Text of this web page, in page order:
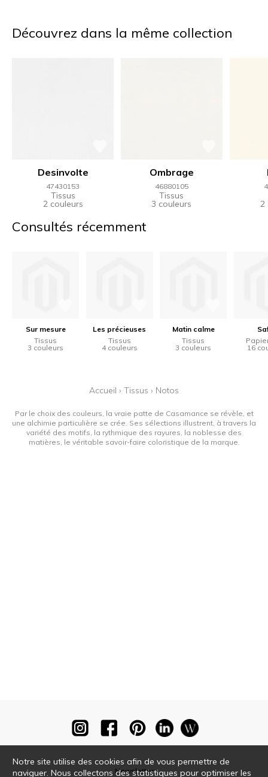
Découvrez dans la même collection
Desinvolte
47430153
Tissus
2 couleurs
Ombrage
46880105
Tissus
3 couleurs 2
Consultés récemment
Sur mesure
Tissus
3 couleurs
Les précieuses
Tissus
4 couleurs
Matin calme
Tissus
3 couleurs
16
Accueil › Tissus › Notos
Par le choix des couleurs, la vraie patte de Casamance se révèle, et
une alchimie particulière se crée. Ses sélections illustrent, à travers la
variété des motifs, la rythmique des rayures, la noblesse des
matières, le véritable savoir-faire coloristique de la marque.
Newsletter
Notre site utilise des cookies afin de vous permettre de
naviguer. Nous collectons des statistiques pour optimiser les